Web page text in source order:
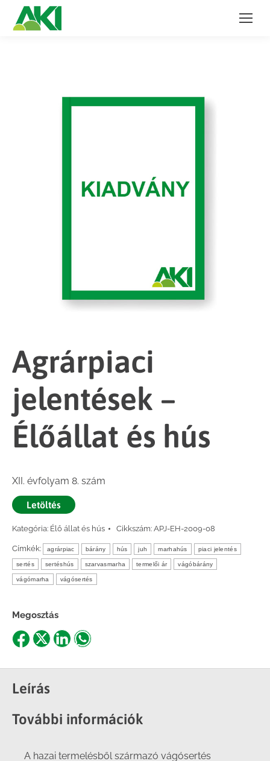
Agrárpiaci
jelentések –
Élőállat és hús
XII. évfolyam 8. szám
Letöltés
Kategória: Élő állat és hús Cikkszám: APJ-EH-2009-08
Címkék: agrárpiac bárány hús juh marhahús piaci jelentés
sertés sertéshús szarvasmarha termelői ár vágóbárány
vágómarha vágósertés
Megosztás
Share
Facebook
Share
X
ShareShare
Leírás
További információk
A hazai termelésből származó vágósertés